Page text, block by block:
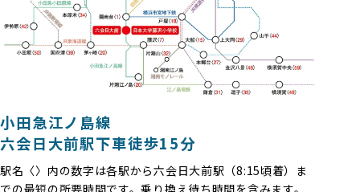
小田急江ノ島線
六会日大前駅下車徒歩15分
駅名〈〉内の数字は各駅から六会日大前駅（8:15頃着）ま
での最短の所要時間です。乗り換え待ち時間を含みます。